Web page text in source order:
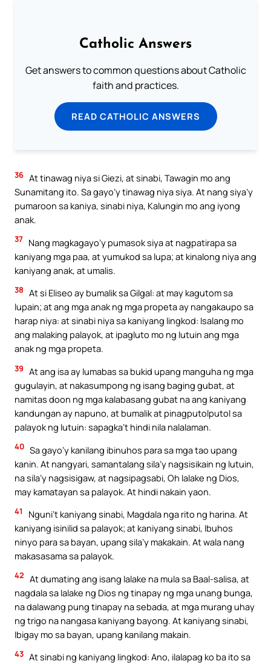
Catholic Answers
Get answers to common questions about Catholic
faith and practices.
READ CATHOLIC ANSWERS
36 At tinawag niya si Giezi, at sinabi, Tawagin mo ang
Sunamitang ito. Sa gayo’y tinawag niya siya. At nang siya’y
pumaroon sa kaniya, sinabi niya, Kalungin mo ang iyong
anak.
37 Nang magkagayo’y pumasok siya at nagpatirapa sa
kaniyang mga paa, at yumukod sa lupa; at kinalong niya ang
kaniyang anak, at umalis.
38 At si Eliseo ay bumalik sa Gilgal: at may kagutom sa
lupain; at ang mga anak ng mga propeta ay nangakaupo sa
harap niya: at sinabi niya sa kaniyang lingkod: Isalang mo
ang malaking palayok, at ipagluto mo ng lutuin ang mga
anak ng mga propeta.
39 At ang isa ay lumabas sa bukid upang manguha ng mga
gugulayin, at nakasumpong ng isang baging gubat, at
namitas doon ng mga kalabasang gubat na ang kaniyang
kandungan ay napuno, at bumalik at pinagputolputol sa
palayok ng lutuin: sapagka’t hindi nila nalalaman.
40 Sa gayo’y kanilang ibinuhos para sa mga tao upang
kanin. At nangyari, samantalang sila’y nagsisikain ng lutuin,
na sila’y nagsisigaw, at nagsipagsabi, Oh lalake ng Dios,
may kamatayan sa palayok. At hindi nakain yaon.
41
Nguni’t kaniyang sinabi, Magdala nga rito ng harina. At
kaniyang isinilid sa palayok; at kaniyang sinabi, Ibuhos
ninyo para sa bayan, upang sila’y makakain. At wala nang
makasasama sa palayok.
42 At dumating ang isang lalake na mula sa Baal-salisa, at
nagdala sa lalake ng Dios ng tinapay ng mga unang bunga,
na dalawang pung tinapay na sebada, at mga murang uhay
ng trigo na nangasa kaniyang bayong. At kaniyang sinabi,
Ibigay mo sa bayan, upang kanilang makain.
43 At sinabi ng kaniyang lingkod: Ano, ilalapag ko ba ito sa